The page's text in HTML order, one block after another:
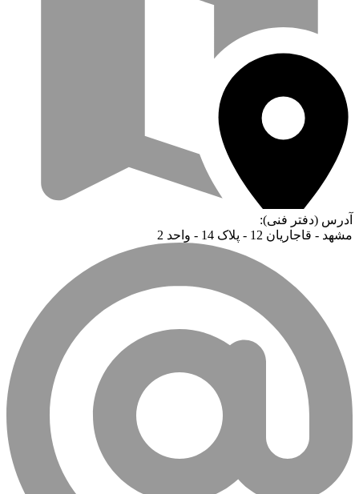
آدرس (دفتر فنی):
مشهد - قاجاریان 12 - پلاک 14 - واحد 2